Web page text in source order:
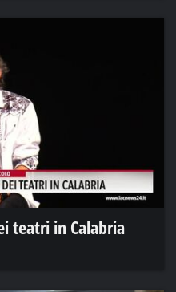
teatri in Calabria